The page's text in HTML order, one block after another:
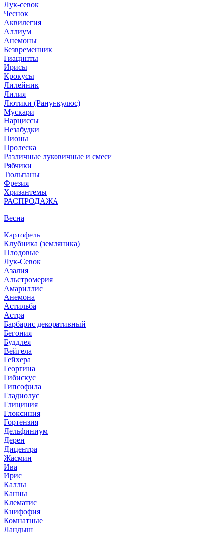
Лук-севок
Чеснок
Аквилегия
Аллиум
Анемоны
Безвременник
Гиацинты
Ирисы
Крокусы
Лилейник
Лилия
Лютики (Ранункулюс)
Мускари
Нарцисcы
Незабудки
Пионы
Пролеска
Различные луковичные и смеси
Рябчики
Тюльпаны
Фрезия
Хризантемы
РАСПРОДАЖА
Весна
Картофель
Клубника (земляника)
Плодовые
Лук-Севок
Азалия
Альстромерия
Амариллис
Анемона
Астильба
Астра
Барбарис декоративный
Бегония
Буддлея
Вейгела
Гейхера
Георгина
Гибискус
Гипсофила
Гладиолус
Глициния
Глоксиния
Гортензия
Дельфиниум
Дерен
Дицентра
Жасмин
Ива
Ирис
Каллы
Канны
Клематис
Книфофия
Комнатные
Ландыш